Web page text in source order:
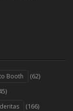
Booth (62)
(166)